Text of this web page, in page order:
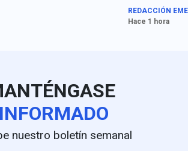
fiscalía
González
REDACCIÓN
Hace 1 hora
INFORMADO
nuestro boletín semanal